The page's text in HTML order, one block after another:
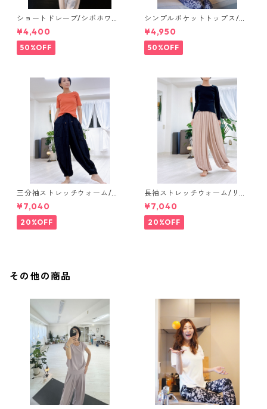
ショートドレープ/シボホワイ
ト【tops】
¥4,400
50%OFF
シンプルポケットトップス/ネ
イビー【salon tops】
¥4,950
50%OFF
三分袖ストレッチウォーム/リ
ブオレンジ【short tops】
¥7,040
20%OFF
長袖ストレッチウォーム/リブ
ブラック【long tops】
¥7,040
20%OFF
その他の商品